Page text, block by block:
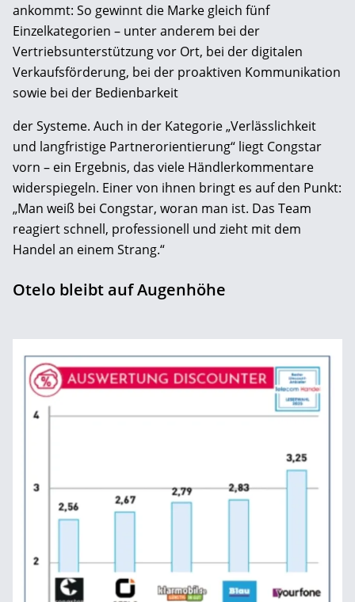
ankommt: So gewinnt die Marke gleich fünf
Einzelkategorien – unter anderem bei der
Vertriebsunterstützung vor Ort, bei der digitalen
Verkaufsförderung, bei der proaktiven Kommunikation
sowie bei der Bedienbarkeit
der Systeme. Auch in der Kategorie „Verlässlichkeit
und langfristige Partnerorientierung“ liegt Congstar
vorn – ein Ergebnis, das viele Händlerkommentare
widerspiegeln. Einer von ihnen bringt es auf den Punkt:
„Man weiß bei Congstar, woran man ist. Das Team
reagiert schnell, professionell und zieht mit dem
Handel an ­einem Strang.“
Otelo bleibt auf Augenhöhe